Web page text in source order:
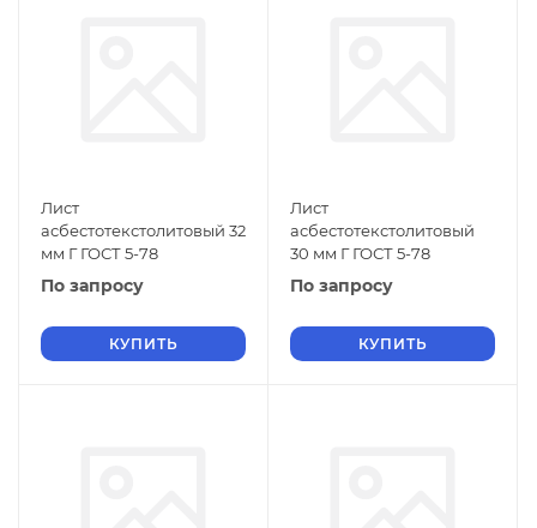
Лист
асбестотекстолитовый 32
мм Г ГОСТ 5-78
По запросу
КУПИТЬ
Лист
асбестотекстолитовый
30 мм Г ГОСТ 5-78
По запросу
КУПИТЬ